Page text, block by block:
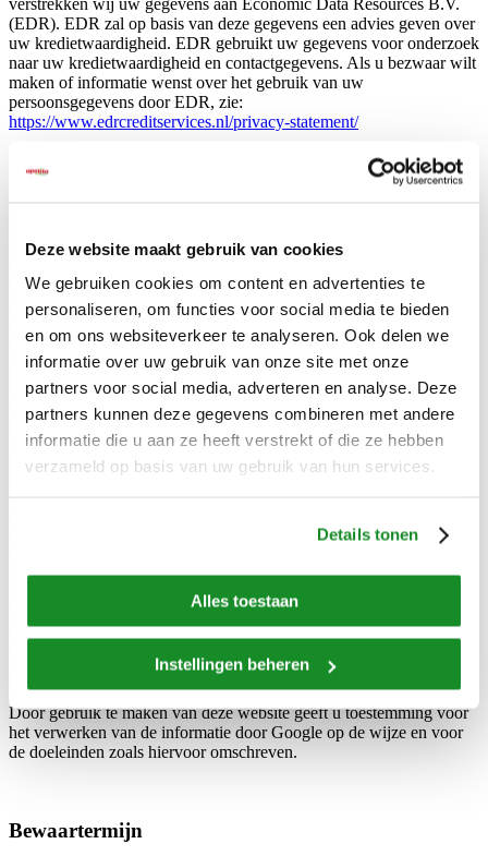
Deze website maakt gebruik van cookies
We gebruiken cookies om content en advertenties te
personaliseren, om functies voor social media te bieden
en om ons websiteverkeer te analyseren. Ook delen we
informatie over uw gebruik van onze site met onze
partners voor social media, adverteren en analyse. Deze
partners kunnen deze gegevens combineren met andere
informatie die u aan ze heeft verstrekt of die ze hebben
verzameld op basis van uw gebruik van hun services.
Details tonen
Alles toestaan
Instellingen beheren
verstrekken wij uw gegevens aan Economic Data Resources B.V.
(EDR). EDR zal op basis van deze gegevens een advies geven over
uw kredietwaardigheid. EDR gebruikt uw gegevens voor onderzoek
naar uw kredietwaardigheid en contactgegevens. Als u bezwaar wilt
maken of informatie wenst over het gebruik van uw
persoonsgegevens door EDR, zie:
https://www.edrcreditservices.nl/privacy-statement/
Bovengenoemde informatie wordt verzameld via cookies. Een
cookie is een tekstbestand dat door uw browser op de harde schijf
van uw computer wordt opgeslagen. In onze cookies wordt geen –
naar personen te herleiden – informatie opgenomen. apetito maakt
gebruik van Google Analytics, een webanalyse-service die wordt
aangeboden door Google Inc. (“Google”). Google Analytics maakt
gebruik van cookies om ons te helpen analyseren hoe gebruikers de
site gebruiken. De door het cookie gegenereerde informatie over uw
gebruik van de website (met inbegrip van uw IP-adres) wordt
overgebracht naar en door Google opgeslagen op servers in de
Verenigde Staten. Google gebruikt deze informatie om bij te houden
hoe u de website gebruikt, rapporten over de website-activiteit op te
slaan en andere diensten aan te bieden met betrekking tot uw
website-activiteit en internetgebruik. Google mag deze informatie
verplicht, of voor zover deze derden de informatie namens Google
gegevens waarover Google beschikt.
uw browser aan te passen; raadpleeg hiervoor de helpbestanden van
uw browser. U kunt ook de volgende link klikken om de Google
Analytics Opt-out add-on te downloaden:
https://tools.google.com/dlpage/gaoptout?hl=nl
Door gebruik te maken van deze website geeft u toestemming voor
het verwerken van de informatie door Google op de wijze en voor
de doeleinden zoals hiervoor omschreven.
Bewaartermijn